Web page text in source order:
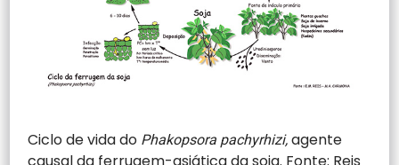
Ciclo de vida do Phakopsora pachyrhizi, agente
causal da ferrugem-asiática da soja. Fonte: Reis